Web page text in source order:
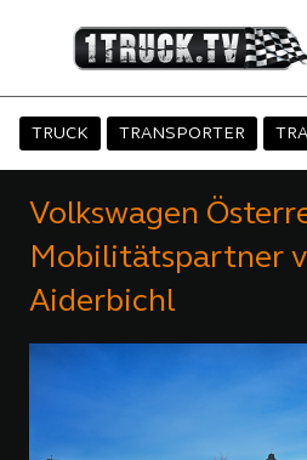
TRUCK TRANSPORTER
Volkswagen
Mobilitätspartner
Aiderbichl